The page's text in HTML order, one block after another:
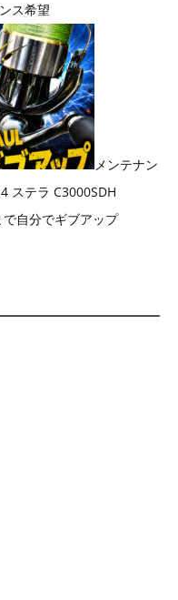
ス希望
メンテナン
ステラ C3000SDH
自分でギブアップ